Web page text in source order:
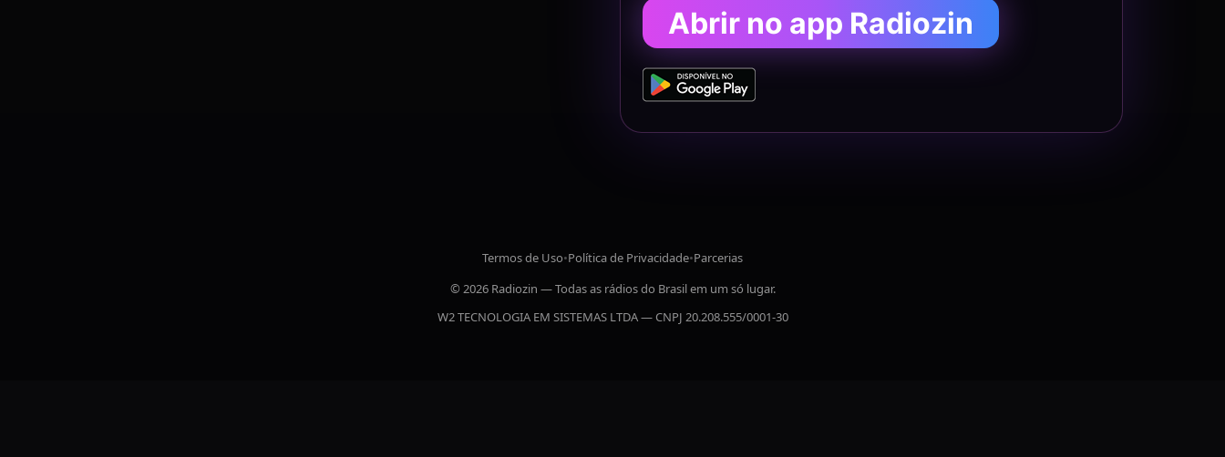
Abrir no app Radiozin
Termos de Uso•Política de Privacidade•Parcerias
© 2026 Radiozin — Todas as rádios do Brasil em um só lugar.
W2 TECNOLOGIA EM SISTEMAS LTDA — CNPJ 20.208.555/0001-30